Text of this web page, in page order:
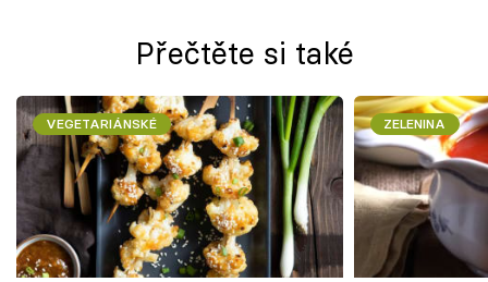
Přečtěte si také
VEGETARIÁNSKÉ ZELENINA